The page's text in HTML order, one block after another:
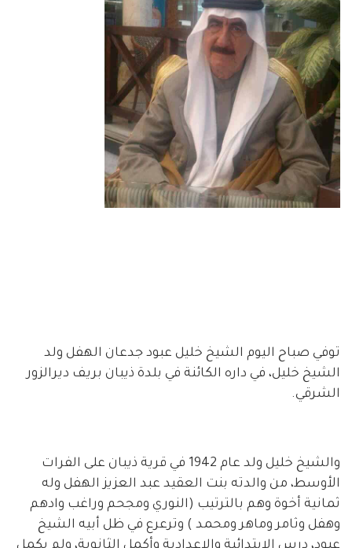
توفي صباح اليوم الشيخ خليل عبود جدعان الهفل ولد
الشيخ خليل، في داره الكائنة في بلدة ذيبان بريف ديرالزور
الشرقي.
والشيخ خليل ولد عام 1942 في قرية ذيبان على الفرات
الأوسط، من والدته بنت العقيد عبد العزيز الهفل وله
ثمانية أخوة وهم بالترتيب (النوري ومجحم وراغب وادهم
وهفل وثامر وماهر ومحمد ) وترعرع في ظل أبيه الشيخ